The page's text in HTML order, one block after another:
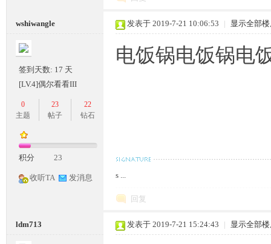
落
wshiwangle
签到天数: 17 天
[LV.4]偶尔看看III
0
主题
23
帖子
22
钻石
积分 23
收听TA 发消息
发表于 2019-7-21 10:06:53 | 显示全部
电饭锅电饭锅电
s ...
回复
ldm713 发表于 2019-7-21 15:24:43 | 显示全部